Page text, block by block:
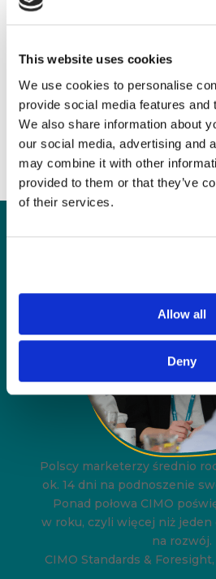
This website uses cookies
We use cookies to personalise
provide social media features and
We also share information about
our social media, advertising and
may combine it with other
provided to them or that they’ve
of their services.
Allow all
Deny
Tematyka do
Polscy marketerzy średnio
ok. 14 dni na podnoszenie
Ponad połowa CIMO
w roku, czyli więcej niż
na rozwój.
CIMO Standards &